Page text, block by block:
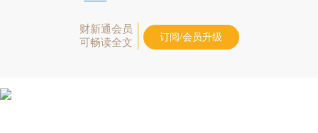
财新通会员
可畅读全文
订阅/会员升级